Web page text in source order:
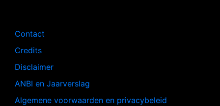
Contact
Credits
Disclaimer
ANBI en Jaarverslag
Algemene voorwaarden en privacybeleid